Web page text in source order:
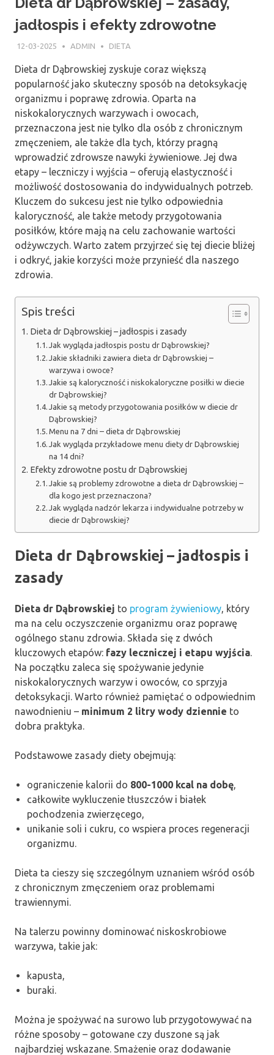
jadłospis i efekty zdrowotne
12-03-2025 ADMIN DIETA
Dieta dr Dąbrowskiej zyskuje coraz większą
popularność jako skuteczny sposób na detoksykację
organizmu i poprawę zdrowia. Oparta na
niskokalorycznych warzywach i owocach,
przeznaczona jest nie tylko dla osób z chronicznym
zmęczeniem, ale także dla tych, którzy pragną
wprowadzić zdrowsze nawyki żywieniowe. Jej dwa
etapy – leczniczy i wyjścia – oferują elastyczność i
możliwość dostosowania do indywidualnych potrzeb.
Kluczem do sukcesu jest nie tylko odpowiednia
kaloryczność, ale także metody przygotowania
posiłków, które mają na celu zachowanie wartości
odżywczych. Warto zatem przyjrzeć się tej diecie bliżej
i odkryć, jakie korzyści może przynieść dla naszego
zdrowia.
Spis treści
Dieta dr Dąbrowskiej – jadłospis i zasady
Jak wygląda jadłospis postu dr Dąbrowskiej?
Jakie składniki zawiera dieta dr Dąbrowskiej –
warzywa i owoce?
Jakie są kaloryczność i niskokaloryczne posiłki w diecie
dr Dąbrowskiej?
Jakie są metody przygotowania posiłków w diecie dr
Dąbrowskiej?
Menu na 7 dni – dieta dr Dąbrowskiej
Jak wygląda przykładowe menu diety dr Dąbrowskiej
na 14 dni?
Efekty zdrowotne postu dr Dąbrowskiej
Jakie są problemy zdrowotne a dieta dr Dąbrowskiej –
dla kogo jest przeznaczona?
Jak wygląda nadzór lekarza i indywidualne potrzeby w
diecie dr Dąbrowskiej?
Dieta dr Dąbrowskiej – jadłospis i
zasady
Dieta dr Dąbrowskiej to program żywieniowy, który
ma na celu oczyszczenie organizmu oraz poprawę
ogólnego stanu zdrowia. Składa się z dwóch
kluczowych etapów: fazy leczniczej i etapu wyjścia.
Na początku zaleca się spożywanie jedynie
niskokalorycznych warzyw i owoców, co sprzyja
detoksykacji. Warto również pamiętać o odpowiednim
nawodnieniu – minimum 2 litry wody dziennie to
dobra praktyka.
Podstawowe zasady diety obejmują:
ograniczenie kalorii do 800-1000 kcal na dobę,
całkowite wykluczenie tłuszczów i białek
pochodzenia zwierzęcego,
unikanie soli i cukru, co wspiera proces regeneracji
organizmu.
Dieta ta cieszy się szczególnym uznaniem wśród osób
z chronicznym zmęczeniem oraz problemami
trawiennymi.
Na talerzu powinny dominować niskoskrobiowe
warzywa, takie jak:
kapusta,
buraki.
Można je spożywać na surowo lub przygotowywać na
różne sposoby – gotowane czy duszone są jak
najbardziej wskazane. Smażenie oraz dodawanie